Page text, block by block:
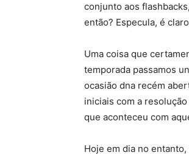
conjunto aos
então? Especula, é
Uma coisa que
temporada passamos
ocasião dna recém
iniciais com a
que aconteceu com
Hoje em dia no